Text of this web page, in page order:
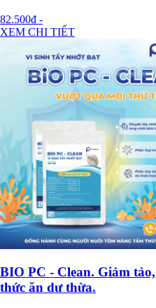
82.500đ -
XEM CHI TIẾT
BIO PC - Clean. Giảm
thức ăn dư thừa.